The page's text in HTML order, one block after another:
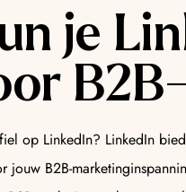
voor meer resultaat,
je
op LinkedIn? LinkedIn
jouw B2B-